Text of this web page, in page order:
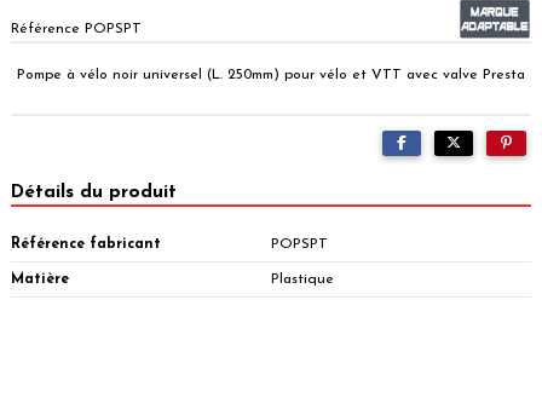
Référence POPSPT
Pompe à vélo noir universel (L. 250mm) pour vélo et VTT avec valve Presta
Détails du produit
Référence fabricant POPSPT
Matière Plastique